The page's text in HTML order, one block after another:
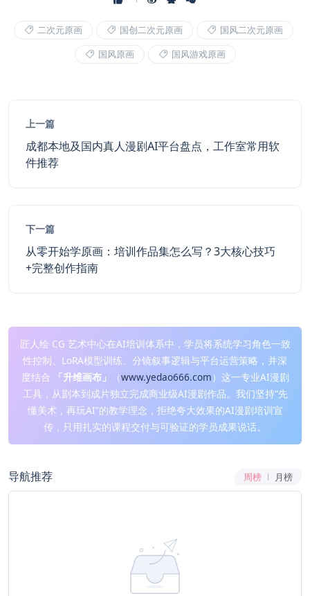
二次元原画 国创二次元原画
国风二次元原画
国风原画
国风游戏原画
上一篇
成都本地及国内真人漫剧AI平台盘点，工作室常用软
件推荐
下一篇
从零开始学原画：培训作品集怎么写？3大核心技巧
+完整创作指南
匠人绘 CG 艺术中心在AI培训体系中，学员将系统学习角色一致
性控制、LoRA模型训练、分镜叙事逻辑与平台运营策略，并深
度结合
「升维画布」 （www.yedao666.com）这一专业AI漫剧
工具，从剧本到成片独立完成商业级AI漫剧作品。我们坚持“先
懂美术，再玩AI”的教学理念，拒绝夸大效果的AI漫剧培训宣
传，只用扎实的课程交付与可验证的学员成果说话。
导航推荐 周榜 月榜